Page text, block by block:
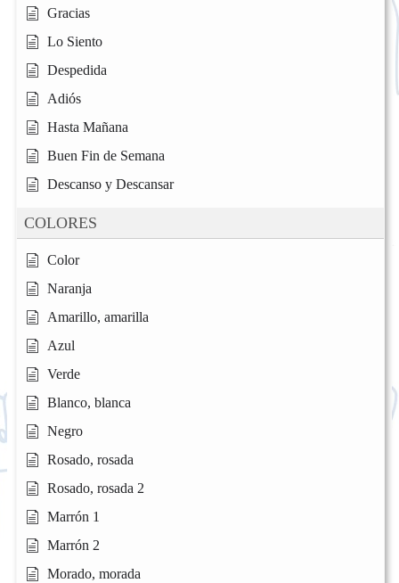
Gracias
Lo Siento
Despedida
Adiós
Hasta Mañana
Buen Fin de Semana
Descanso y Descansar
COLORES
Color
Naranja
Amarillo, amarilla
Azul
Verde
Blanco, blanca
Negro
Rosado, rosada
Rosado, rosada 2
Marrón 1
Marrón 2
Morado, morada